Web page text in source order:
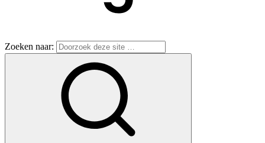
Zoeken naar: